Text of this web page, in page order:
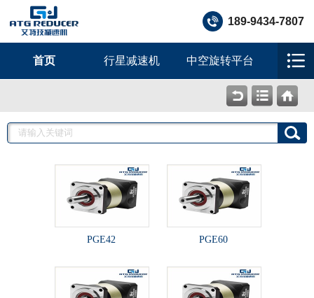
189-9434-7807
首页 行星减速机 中空旋转平台
PGE42 PGE60